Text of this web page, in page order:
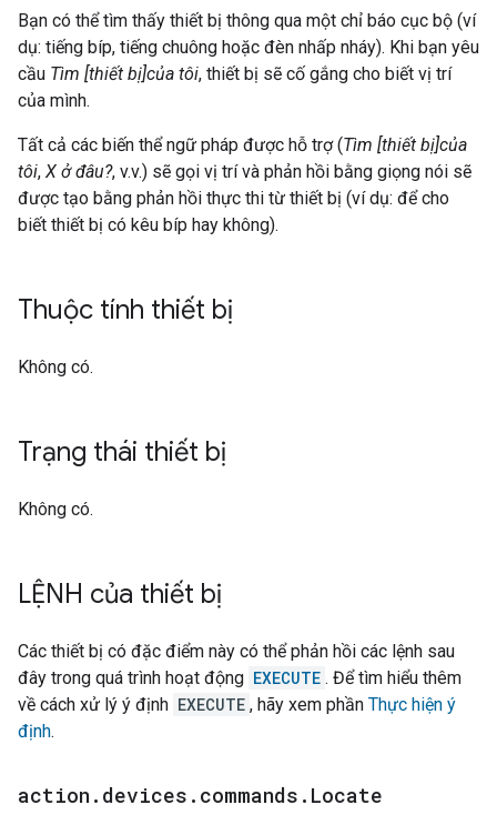
Bạn có thể tìm thấy thiết bị thông qua một chỉ báo cục bộ (ví
dụ: tiếng bíp, tiếng chuông hoặc đèn nhấp nháy). Khi bạn yêu
cầu Tìm [thiết bị]của tôi, thiết bị sẽ cố gắng cho biết vị trí
của mình.
Tất cả các biến thể ngữ pháp được hỗ trợ (Tìm [thiết bị]của
tôi, X ở đâu?, v.v.) sẽ gọi vị trí và phản hồi bằng giọng nói sẽ
được tạo bằng phản hồi thực thi từ thiết bị (ví dụ: để cho
biết thiết bị có kêu bíp hay không).
Thuộc tính thiết bị
Không có.
Trạng thái thiết bị
Không có.
LỆNH của thiết bị
Các thiết bị có đặc điểm này có thể phản hồi các lệnh sau
đây trong quá trình hoạt động EXECUTE . Để tìm hiểu thêm
về cách xử lý ý định EXECUTE , hãy xem phần Thực hiện ý
định.
action . devices . commands . Locate